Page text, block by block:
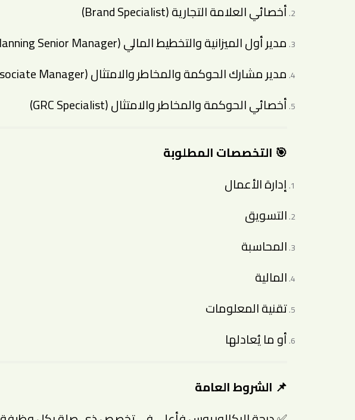
أخصائي العلامة التجارية(Brand Specialist)
مدير أول الميزانية والتخطيط المالي(Budgeting & Financial Planning Senior Manager)
مدير مشارك الحوكمة والمخاطر والامتثال(GRC Associate Manager)
أخصائي الحوكمة والمخاطر والامتثال(GRC Specialist)
🎯 التخصصات المطلوبة
إدارة الأعمال
التسويق
المحاسبة
المالية
تقنية المعلومات
أو ما يُعادلها
📌 الشروط العامة